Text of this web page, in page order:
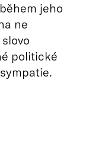
jeho
ne
politické